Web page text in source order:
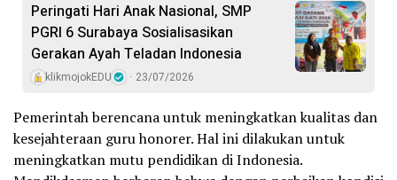
Peringati Hari Anak Nasional, SMP
PGRI 6 Surabaya Sosialisasikan
Gerakan Ayah Teladan Indonesia
klikmojokEDU 23/07/2026
Pemerintah berencana untuk meningkatkan kualitas dan
kesejahteraan guru honorer. Hal ini dilakukan untuk
meningkatkan mutu pendidikan di Indonesia.